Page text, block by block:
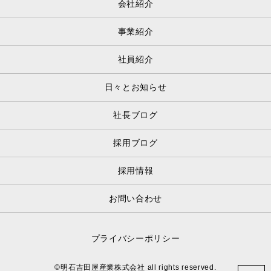
会社紹介
事業紹介
社員紹介
日々とお知らせ
社長ブログ
採用ブログ
採用情報
お問い合わせ
プライバシーポリシー
©明石吉田屋産業株式会社 all rights reserved.